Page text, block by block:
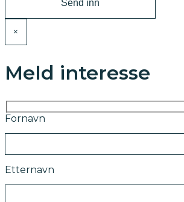
×
Meld interesse
Fornavn
Etternavn